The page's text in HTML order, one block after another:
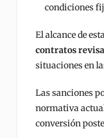
condiciones
El alcance de
contratos
situaciones en
Las sanciones
normativa
conversión